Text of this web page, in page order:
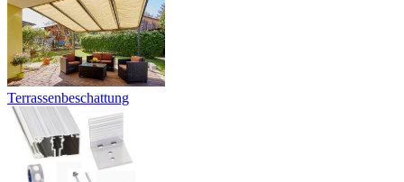
Terrassenbeschattung